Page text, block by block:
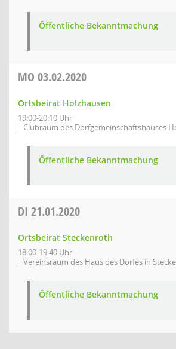
Öffentliche Bekanntmachung
MO 03.02.2020
Ortsbeirat Holzhausen
19:00-20:10 Uhr
Clubraum des Dorfgemeinschaftshauses
Öffentliche Bekanntmachung
DI 21.01.2020
Ortsbeirat Steckenroth
18:00-19:40 Uhr
Vereinsraum des Haus des Dorfes in
Öffentliche Bekanntmachung